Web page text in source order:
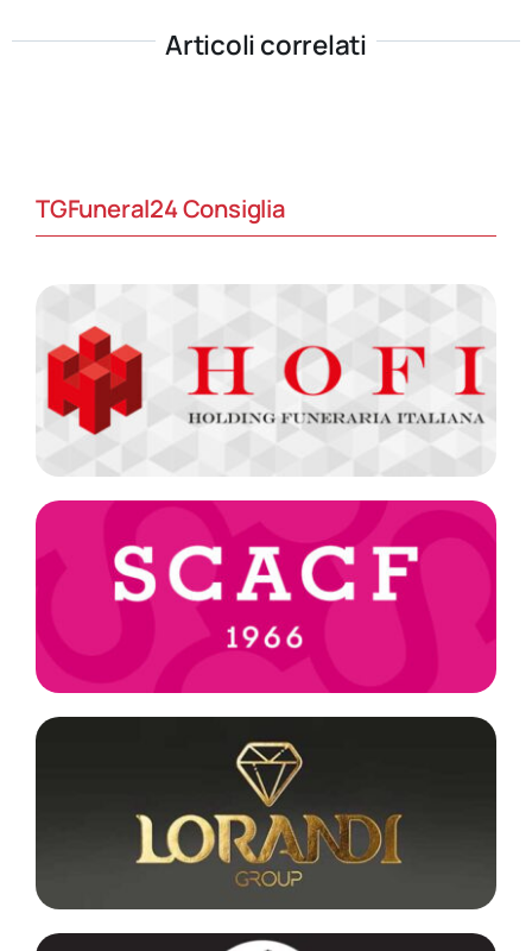
Articoli correlati
TGFuneral24 Consiglia